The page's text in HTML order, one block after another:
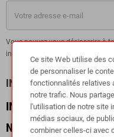
Vous pouvez vous désinscrire à
informations de contact dans les
INFORMATION
INFOS PRATIQUES
NOS CATÉGORIES
Ce site Web utilise des
de personnaliser le
fonctionnalités relatives
notre trafic. Nous
l'utilisation de notre site
médias sociaux, de
combiner celles-ci avec